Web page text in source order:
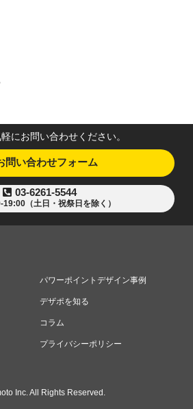
にお問い合わせください。
問い合わせフォーム
03-6261-5544
（土日・祝祭日を除く）
パワーポイントデザイン事例
デザポを知る
コラム
プライバシーポリシー
Inc. All Rights Reserved.